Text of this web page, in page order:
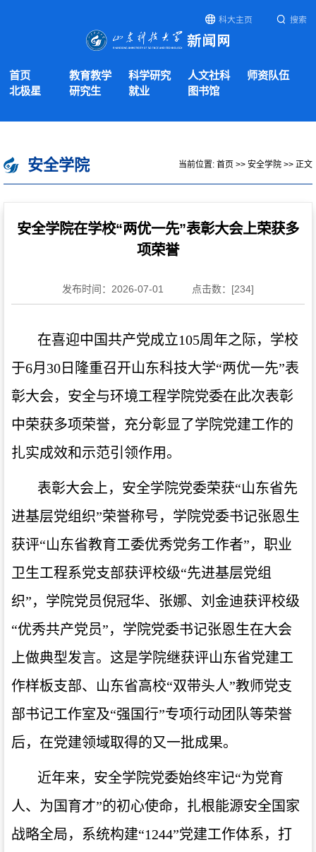
科大主页 搜索
首页 教育教学 科学研究 人文社科
师资队伍
北极星
研究生 就业 图书馆
安全学院 当前位置: 首页 >> 安全学院 >> 正文
安全学院在学校“两优一先”表彰大会上荣获多
项荣誉
发布时间：2026-07-01 点击数：[234]
在喜迎中国共产党成立105周年之际，学校
于6月30日隆重召开山东科技大学“两优一先”表
彰大会，安全与环境工程学院党委在此次表彰
中荣获多项荣誉，充分彰显了学院党建工作的
扎实成效和示范引领作用。
表彰大会上，安全学院党委荣获“山东省先
进基层党组织”荣誉称号，学院党委书记张恩生
获评“山东省教育工委优秀党务工作者”，职业
卫生工程系党支部获评校级“先进基层党组
织”，学院党员倪冠华、张娜、刘金迪获评校级
“优秀共产党员”，学院党委书记张恩生在大会
上做典型发言。这是学院继获评山东省党建工
作样板支部、山东省高校“双带头人”教师党支
部书记工作室及“强国行”专项行动团队等荣誉
后，在党建领域取得的又一批成果。
近年来，安全学院党委始终牢记“为党育
人、为国育才”的初心使命，扎根能源安全国家
战略全局，系统构建“1244”党建工作体系，打